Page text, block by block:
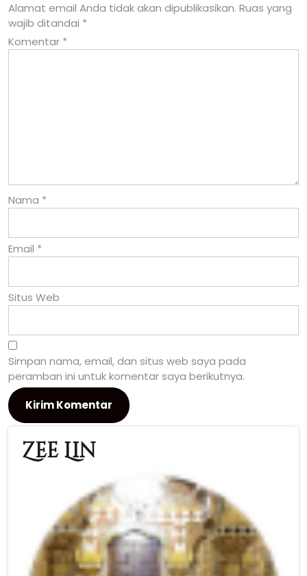
Alamat email Anda tidak akan dipublikasikan. Ruas yang
wajib ditandai *
Komentar *
Nama *
Email *
Situs Web
Simpan nama, email, dan situs web saya pada
peramban ini untuk komentar saya berikutnya.
Zee Lin